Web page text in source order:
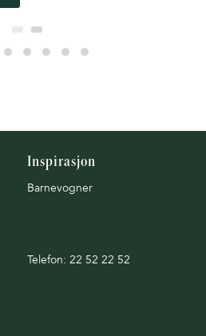
Inspirasjon
Barnevogner
Telefon: 22 52 22 52